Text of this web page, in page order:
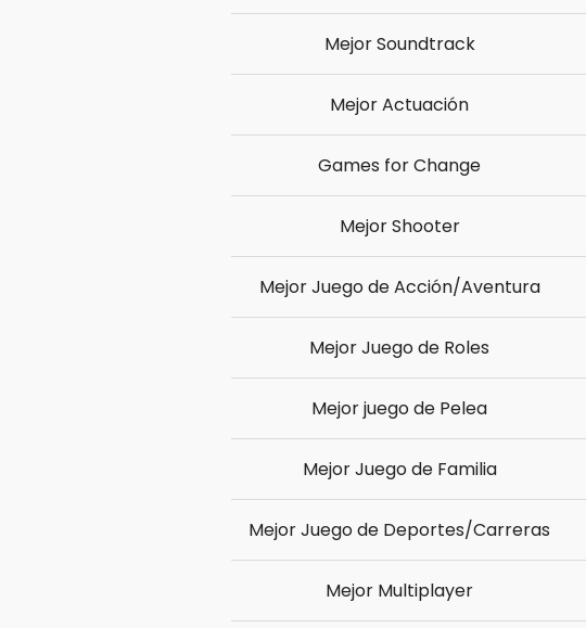
Mejor Soundtrack
Mejor Actuación
Games for Change
Mejor Shooter
Mejor Juego de Acción/Aventura
Mejor Juego de Roles
Mejor juego de Pelea
Mejor Juego de Familia
Mejor Juego de Deportes/Carreras
Mejor Multiplayer